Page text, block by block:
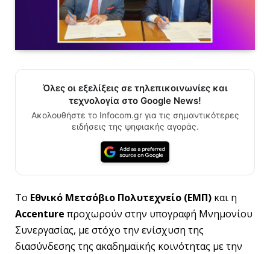
Όλες οι εξελίξεις σε τηλεπικοινωνίες και
τεχνολογία στο Google News!
Ακολουθήστε το Infocom.gr για τις σημαντικότερες
ειδήσεις της ψηφιακής αγοράς.
Το Εθνικό Μετσόβιο Πολυτεχνείο (ΕΜΠ) και η
Accenture προχωρούν στην υπογραφή Μνημονίου
Συνεργασίας, με στόχο την ενίσχυση της
διασύνδεσης της ακαδημαϊκής κοινότητας με την